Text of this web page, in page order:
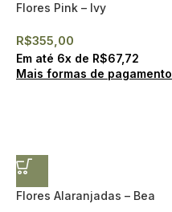
Flores Pink – Ivy
R$355,00
Em até 6x de R$67,72
Mais formas de pagamento
Flores Alaranjadas – Bea